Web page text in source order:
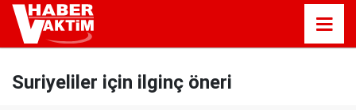
Suriyeliler için ilginç öneri